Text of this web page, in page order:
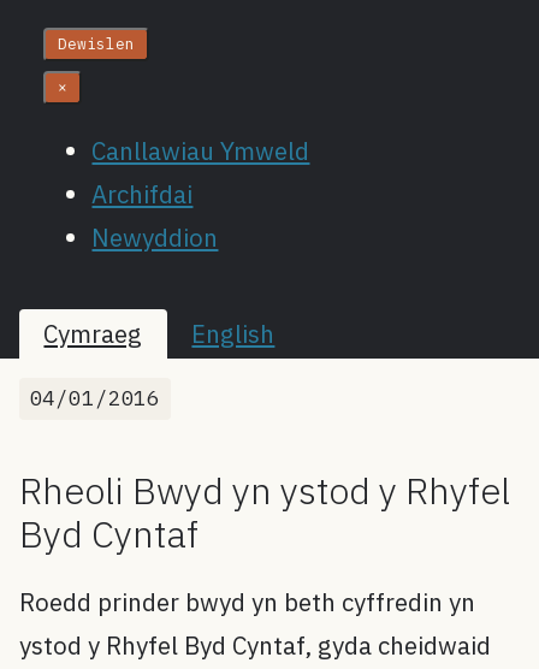
Dewislen
×
Canllawiau Ymweld
Archifdai
Newyddion
Cymraeg English
04/01/2016
Rheoli Bwyd yn ystod y Rhyfel
Byd Cyntaf
Roedd prinder bwyd yn beth cyffredin yn
ystod y Rhyfel Byd Cyntaf, gyda cheidwaid